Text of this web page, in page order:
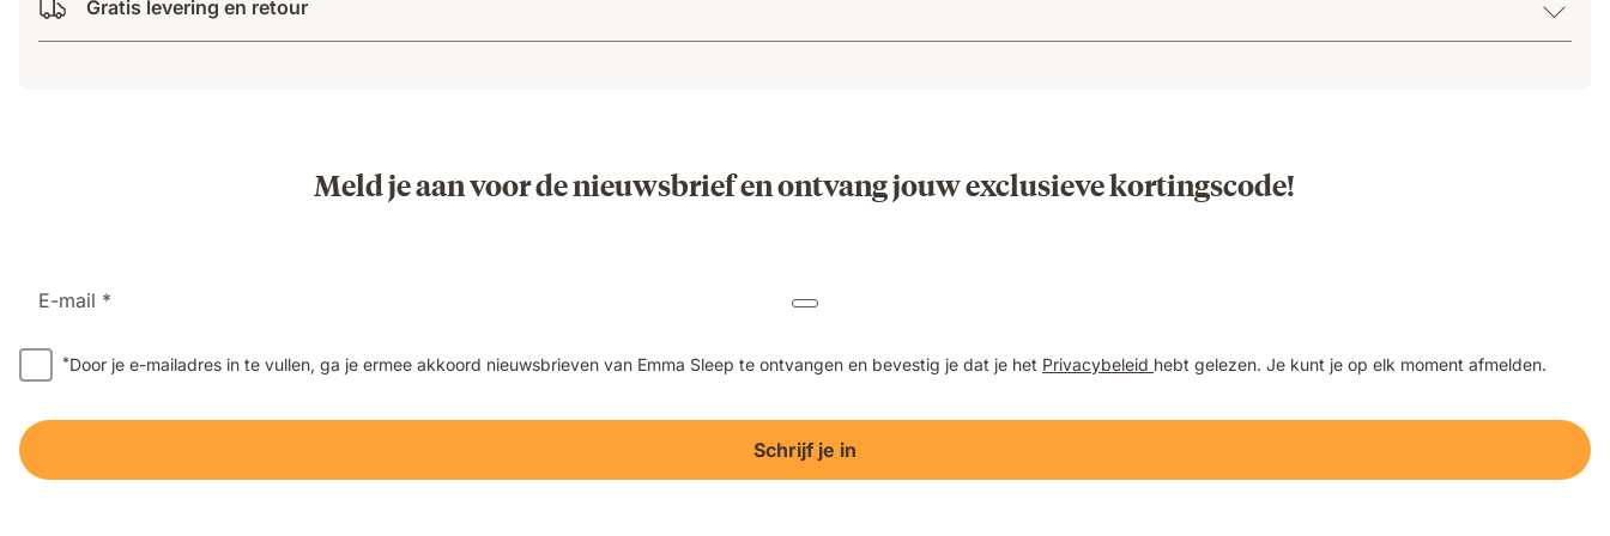
Gratis levering en retour
Meld je aan voor de nieuwsbrief en ontvang jouw exclusieve kortingscode!
E-mail *
*Door je e-mailadres in te vullen, ga je ermee akkoord nieuwsbrieven van Emma Sleep te ontvangen en bevestig je dat je het Privacybeleid hebt gelezen. Je kunt je op elk moment afmelden.
Schrijf je in